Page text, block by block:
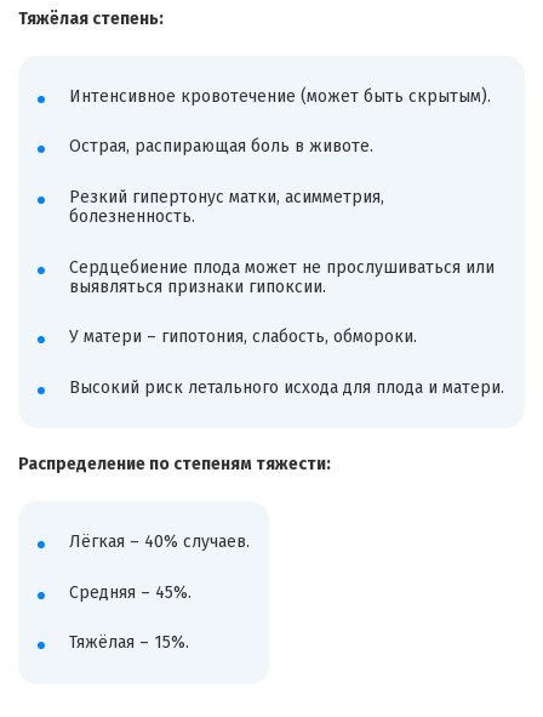
Тяжёлая степень:
Интенсивное кровотечение (может быть скрытым).
Острая, распирающая боль в животе.
Резкий гипертонус матки, асимметрия,
болезненность.
Сердцебиение плода может не прослушиваться или
выявляться признаки гипоксии.
У матери – гипотония, слабость, обмороки.
Высокий риск летального исхода для плода и матери.
Распределение по степеням тяжести:
Лёгкая – 40% случаев.
Средняя – 45%.
Тяжёлая – 15%.